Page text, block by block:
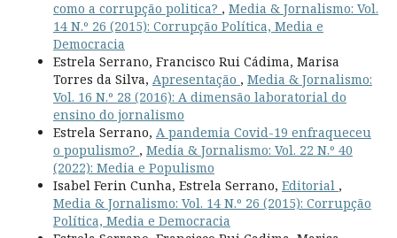
como a corrupção politica? , Media & Jornalismo: Vol.
14 N.º 26 (2015): Corrupção Política, Media e
Democracia
Estrela Serrano, Francisco Rui Cádima, Marisa
Torres da Silva, Apresentação , Media & Jornalismo:
Vol. 16 N.º 28 (2016): A dimensão laboratorial do
ensino do jornalismo
Estrela Serrano, A pandemia Covid-19 enfraqueceu
o populismo? , Media & Jornalismo: Vol. 22 N.º 40
(2022): Media e Populismo
Isabel Ferin Cunha, Estrela Serrano, Editorial ,
Media & Jornalismo: Vol. 14 N.º 26 (2015): Corrupção
Política, Media e Democracia